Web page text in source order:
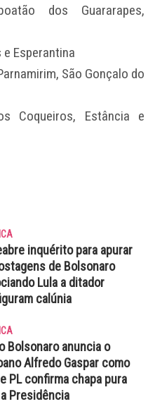
dos Guararapes,
Esperantina
São Gonçalo do
Coqueiros, Estância e
inquérito para apurar
de Bolsonaro
Lula a ditador
calúnia
Bolsonaro anuncia o
Alfredo Gaspar como
PL confirma chapa pura
Presidência